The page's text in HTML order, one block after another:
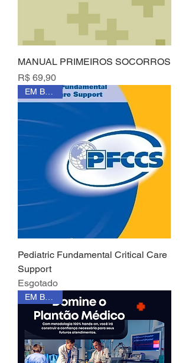
MANUAL PRIMEIROS SOCORROS
Preço
R$ 69,90
Pediatric Fundamental Critical Care
Support
Esgotado